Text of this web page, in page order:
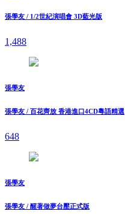
張學友 / 1/2世紀演唱會 3D藍光版
1,488
張學友
張學友 / 百花齊放 香港進口4CD粵語精選
648
張學友
張學友 / 醒著做夢台壓正式版